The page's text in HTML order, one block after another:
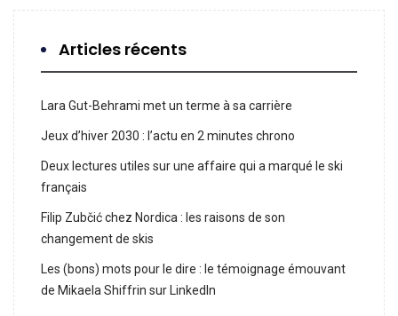
Articles récents
Lara Gut-Behrami met un terme à sa carrière
Jeux d’hiver 2030 : l’actu en 2 minutes chrono
Deux lectures utiles sur une affaire qui a marqué le ski
français
Filip Zubčić chez Nordica : les raisons de son
changement de skis
Les (bons) mots pour le dire : le témoignage émouvant
de Mikaela Shiffrin sur LinkedIn